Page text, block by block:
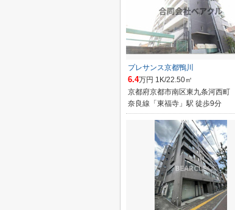
プレサンス京都鴨川
6.4万円 1K/22.50㎡
京都府京都市南区東九条河西町
奈良線「東福寺」駅 徒歩9分